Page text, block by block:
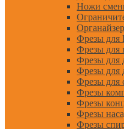
Ножи
Фрезы для
Фрезы для
Фрезы для
Фрезы для
Фрезы для
Фрезы
Фрезы
Фрезы
Фрезы